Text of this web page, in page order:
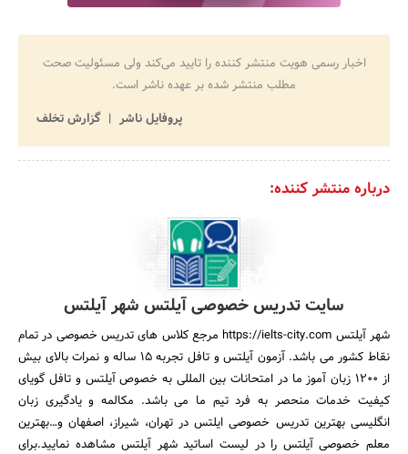
اخبار رسمی هویت منتشر کننده را تایید می‌کند ولی مسئولیت صحت
مطلب منتشر شده بر عهده ناشر است.
پروفایل ناشر
گزارش تخلف
درباره منتشر کننده:
سایت تدریس خصوصی آیلتس شهر آیلتس
شهر آیلتس https://ielts-city.com مرجع کلاس های تدریس خصوصی در تمام
نقاط کشور می باشد. آزمون آیلتس و تافل تجربه ۱۵ ساله و نمرات بالای بیش
از ۱۲۰۰ زبان آموز ما در امتحانات بین المللی به خصوص آیلتس و تافل گویای
کیفیت خدمات منحصر به فرد تیم ما می باشد. مکالمه و یادگیری زبان
انگلیسی بهترین تدریس خصوصی ایلتس در تهران، شیراز، اصفهان و…بهترین
معلم خصوصی آیلتس را در لیست اساتید شهر آیلتس مشاهده نمایید.برای